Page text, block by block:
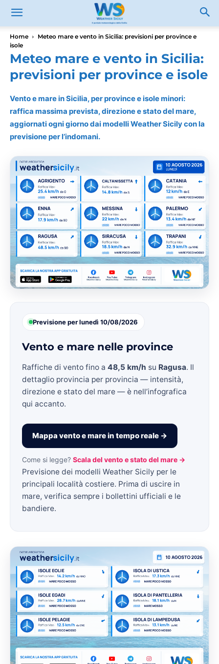
Home
Meteo mare e vento in Sicilia: previsioni per province e
isole
Meteo mare e vento in Sicilia:
previsioni per province e isole
Vento e mare in Sicilia, per province e isole minori:
raffica massima prevista, direzione e stato del mare,
aggiornati ogni giorno dai modelli Weather Sicily con la
previsione per l’indomani.
Previsione per lunedì 10/08/2026
Vento e mare nelle province
Raffiche di vento fino a 48,5 km/h su Ragusa. Il
dettaglio provincia per provincia — intensità,
direzione e stato del mare — è nell’infografica
qui accanto.
Mappa vento e mare in tempo reale →
Come si legge? Scala del vento e stato del mare →
Previsione dei modelli Weather Sicily per le
principali località costiere. Prima di uscire in
mare, verifica sempre i bollettini ufficiali e le
bandiere.